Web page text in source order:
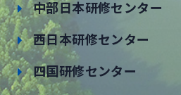
中部日本研修センター
西日本研修センター
四国研修センター